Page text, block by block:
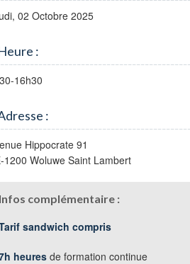
02 Octobre 2025
:
16h30
:
Hippocrate 91
1200 Woluwe Saint Lambert
Infos complémentaire :
sandwich compris
heuresde formation continue